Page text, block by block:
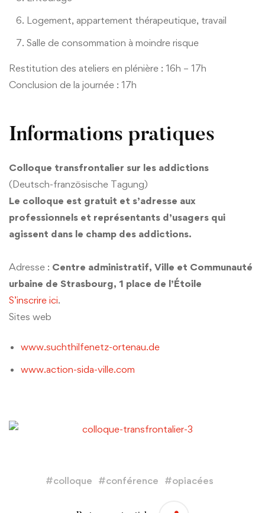
Logement, appartement thérapeutique, travail
Salle de consommation à moindre risque
Restitution des ateliers en plénière : 16h – 17h
Conclusion de la journée : 17h
Informations pratiques
Colloque transfrontalier sur les addictions
(Deutsch-französische Tagung)
Le colloque est gratuit et s’adresse aux
professionnels et représentants d’usagers qui
agissent dans le champ des addictions.
Adresse : Centre administratif, Ville et Communauté
urbaine de Strasbourg, 1 place de l’Étoile
S’inscrire ici.
Sites web
www.suchthilfenetz-ortenau.de
www.action-sida-ville.com
#colloque #conférence #opiacées